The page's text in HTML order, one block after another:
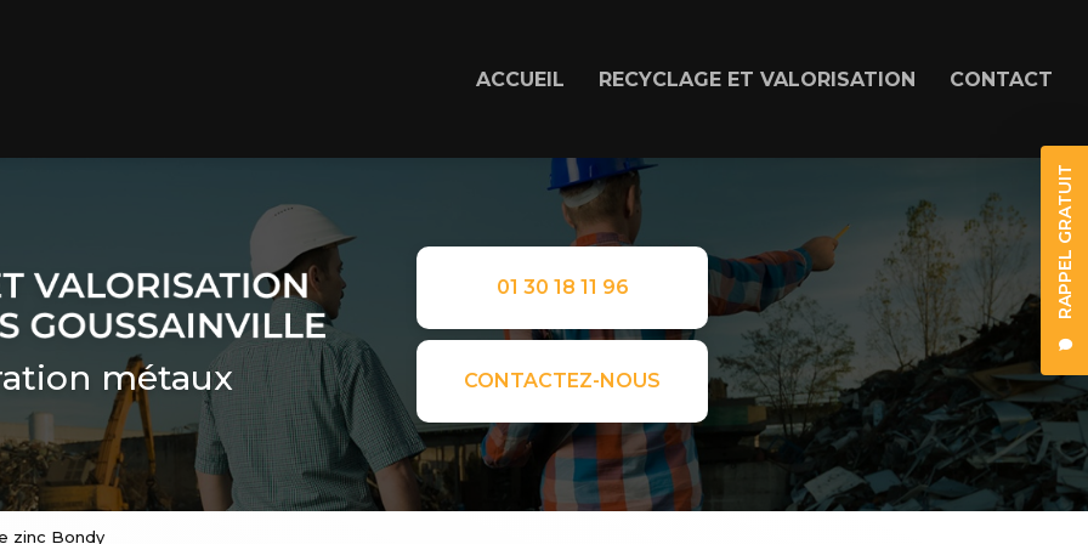
RAPPEL GRATUIT
ACCUEIL RECYCLAGE ET VALORISATION CONTACT
métaux
01 30 18 11 96
CONTACTEZ-NOUS
zinc Bondy